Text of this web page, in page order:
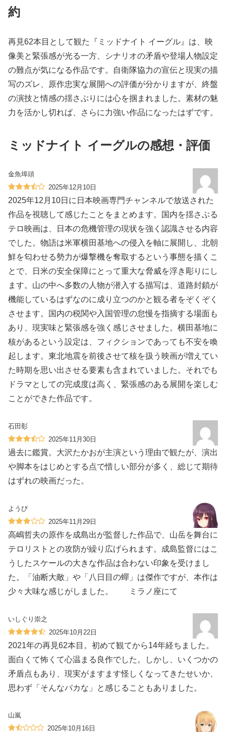
約
再見62本目として観た『ミッドナイト イーグル』は、映
像美と緊張感が光る一方、シナリオの矛盾や登場人物設定
の難点が気になる作品です。自衛隊協力の宣伝と現実の描
写のズレ、原作忠実な展開への評価が分かりますが、終盤
の演技と情感の揺さぶりには心を掴まれました。素材の魅
力を活かし切れば、さらに力強い作品になったはずです。
ミッドナイト イーグルの感想・評価
金魚埠頭
2025年12月10日
2025年12月10日に日本映画専門チャンネルで放送された
作品を視聴して感じたことをまとめます。国内を揺さぶる
テロ映画は、日本の危機管理の現状を強く認識させる内容
でした。物語は米軍横田基地への侵入を軸に展開し、北朝
鮮を匂わせる勢力が爆撃機を奪取するという事態を描くこ
とで、日米の安全保障にとって重大な脅威を浮き彫りにし
ます。山の中へ多数の人物が潜入する描写は、道路封鎖が
機能しているはずなのに成り立つのかと観る者をぞくぞく
させます。国内の税関や入国管理の怠慢を指摘する場面も
あり、現実味と緊張感を強く感じさせました。横田基地に
核があるという設定は、フィクションであっても不安を喚
起します。東北地震を前後させて核を扱う映画が増えてい
た時期を思い出させる要素も含まれていました。それでも
ドラマとしての完成度は高く、緊張感のある展開を楽しむ
ことができた作品です。
石田彰
2025年11月30日
過去に鑑賞。大沢たかおが主演という理由で観たが、演出
や脚本をはじめとする点で惜しい部分が多く、総じて期待
はずれの映画だった。
ようび
2025年11月29日
高嶋哲夫の原作を成島出が監督した作品で、山岳を舞台に
テロリストとの攻防が繰り広げられます。成島監督にはこ
うしたスケールの大きな作品は合わない印象を受けまし
た。「油断大敵」や「八日目の蟬」は傑作ですが、本作は
少々大味な感じがしました。 ミラノ座にて
いしぐり崇之
2025年10月22日
2021年の再見62本目。初めて観てから14年経ちました。
面白くて怖くて心温まる良作でした。しかし、いくつかの
矛盾点もあり、現実がますます怪しくなってきたせいか、
思わず「そんなバカな」と感じることもありました。
山嵐
2025年10月16日